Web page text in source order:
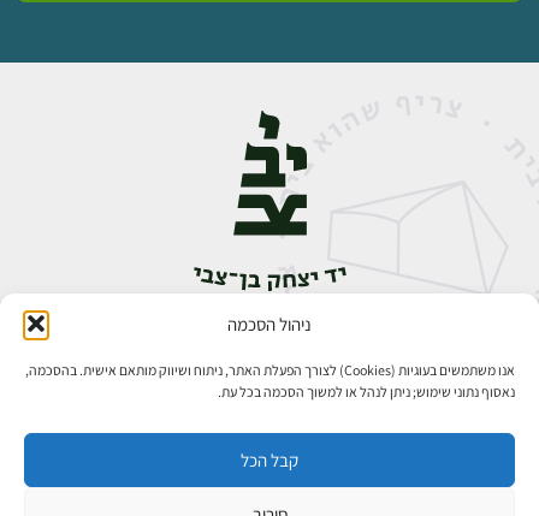
ניהול הסכמה
אנו משתמשים בעוגיות (Cookies) לצורך הפעלת האתר, ניתוח ושיווק מותאם אישית. בהסכמה,
נאסוף נתוני שימוש; ניתן לנהל או למשוך הסכמה בכל עת.
קבל הכל
אבן גבירול 14, רחביה, ירושלים